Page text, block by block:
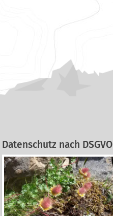
Datenschutz nach DSGVO